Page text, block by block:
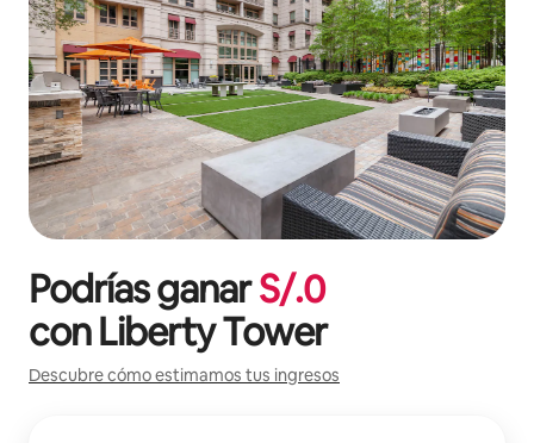
Podrías ganarS/.0
conLiberty Tower
Descubre cómo estimamos tus ingresos